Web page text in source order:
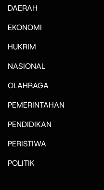
DAERAH
EKONOMI
HUKRIM
NASIONAL
OLAHRAGA
PEMERINTAHAN
PENDIDIKAN
PERISTIWA
POLITIK